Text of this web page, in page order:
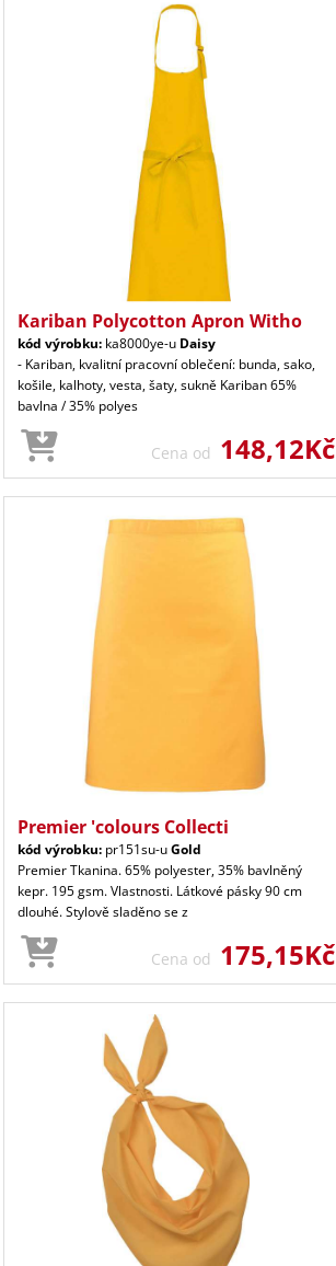
Kariban Polycotton Apron Witho
kód výrobku: ka8000ye-u Daisy
- Kariban, kvalitní pracovní oblečení: bunda, sako,
košile, kalhoty, vesta, šaty, sukně Kariban 65%
bavlna / 35% polyes
Cena od 148,12Kč
Premier 'colours Collecti
kód výrobku: pr151su-uGold
Premier Tkanina. 65% polyester, 35% bavlněný
kepr. 195 gsm. Vlastnosti. Látkové pásky 90 cm
dlouhé. Stylově sladěno se z
Cena od 175,15Kč